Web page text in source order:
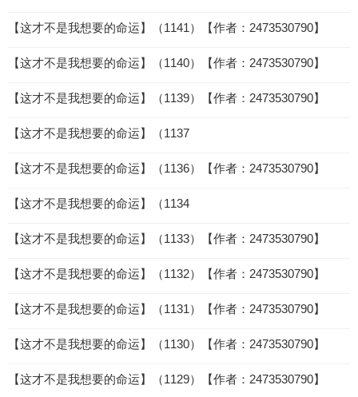
【这才不是我想要的命运】（1141）【作者：2473530790】
【这才不是我想要的命运】（1140）【作者：2473530790】
【这才不是我想要的命运】（1139）【作者：2473530790】
【这才不是我想要的命运】（1137
【这才不是我想要的命运】（1136）【作者：2473530790】
【这才不是我想要的命运】（1134
【这才不是我想要的命运】（1133）【作者：2473530790】
【这才不是我想要的命运】（1132）【作者：2473530790】
【这才不是我想要的命运】（1131）【作者：2473530790】
【这才不是我想要的命运】（1130）【作者：2473530790】
【这才不是我想要的命运】（1129）【作者：2473530790】